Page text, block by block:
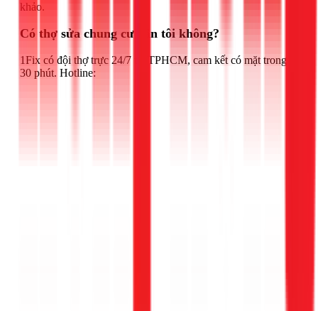
khảo.
Có thợ sửa chung cư gần tôi không?
1Fix có đội thợ trực 24/7 tại TPHCM, cam kết có mặt trong
30 phút. Hotline: